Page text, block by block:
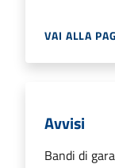
VAI ALLA
Avvisi
Bandi di